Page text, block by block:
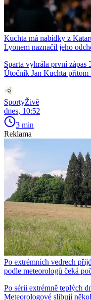
Kuchta má nabídky z
Lyonem naznačil jeho
Sparta vyhrála první
Útočník Jan Kuchta přitom
SportyŽivě
dnes, 10:52
3 min
Reklama
Po extrémních vedrech
podle meteorologů čeká
Po sérii extrémně teplých
Meteorologové slibují